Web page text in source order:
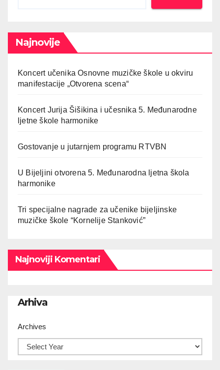
Najnovije
Koncert učenika Osnovne muzičke škole u okviru
manifestacije „Otvorena scena“
Koncert Jurija Šišikina i učesnika 5. Međunarodne
ljetne škole harmonike
Gostovanje u jutarnjem programu RTVBN
U Bijeljini otvorena 5. Međunarodna ljetna škola
harmonike
Tri specijalne nagrade za učenike bijeljinske
muzičke škole “Kornelije Stanković”
Najnoviji Komentari
Arhiva
Archives